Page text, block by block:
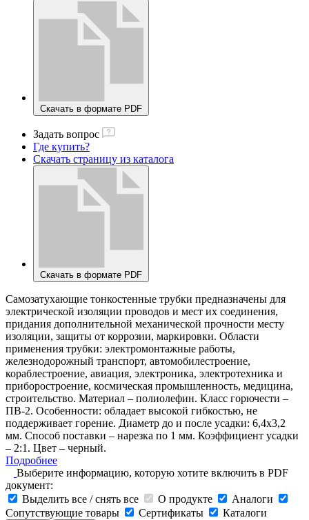
Скачать в формате PDF
Задать вопрос
Где купить?
Скачать страницу из каталога
Скачать в формате PDF
Самозатухающие тонкостенные трубки предназначены для
электрической изоляции проводов и мест их соединения,
придания дополнительной механической прочности месту
изоляции, защиты от коррозии, маркировки. Области
применения трубки: электромонтажные работы,
железнодорожный транспорт, автомобилестроение,
кораблестроение, авиация, электроника, электротехника и
приборостроение, космическая промышленность, медицина,
строительство. Материал – полиолефин. Класс горючести –
ПВ-2. Особенности: обладает высокой гибкостью, не
поддерживает горение. Диаметр до и после усадки: 6,4х3,2
мм. Способ поставки – нарезка по 1 мм. Коэффициент усадки
– 2:1. Цвет – черный.
Подробнее
Выберите информацию, которую хотите включить в PDF
документ:
Выделить все / снять все
О продукте
Аналоги
Сопутствующие товары
Сертификаты Каталоги